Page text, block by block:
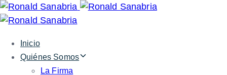
Skip
links
Skip
to
navigation
Skip
Inicio
Quiénes Somos
La Firma